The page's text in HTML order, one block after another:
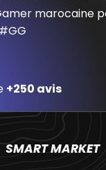
marocaine
+250 avis
SMART MARKET